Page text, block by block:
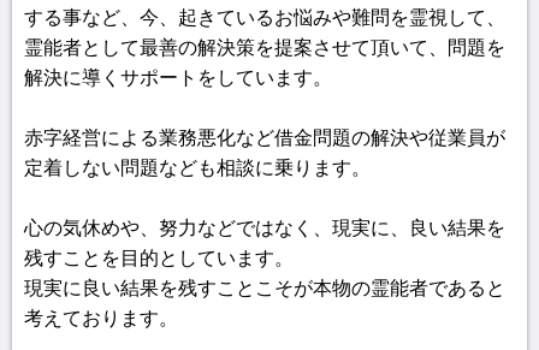
する事など、今、起きているお悩みや難問を霊視して、
霊能者として最善の解決策を提案させて頂いて、問題を
解決に導くサポートをしています。
赤字経営による業務悪化など借金問題の解決や従業員が
定着しない問題なども相談に乗ります。
心の気休めや、努力などではなく、現実に、良い結果を
残すことを目的としています。
現実に良い結果を残すことこそが本物の霊能者であると
考えております。